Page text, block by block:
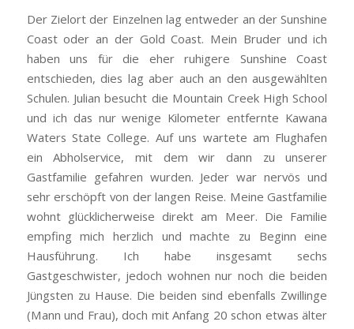
Der Zielort der Einzelnen lag entweder an der Sunshine
Coast oder an der Gold Coast. Mein Bruder und ich
haben uns für die eher ruhigere Sunshine Coast
entschieden, dies lag aber auch an den ausgewählten
Schulen. Julian besucht die Mountain Creek High School
und ich das nur wenige Kilometer entfernte Kawana
Waters State College. Auf uns wartete am Flughafen
ein Abholservice, mit dem wir dann zu unserer
Gastfamilie gefahren wurden. Jeder war nervös und
sehr erschöpft von der langen Reise. Meine Gastfamilie
wohnt glücklicherweise direkt am Meer. Die Familie
empfing mich herzlich und machte zu Beginn eine
Hausführung. Ich habe insgesamt sechs
Gastgeschwister, jedoch wohnen nur noch die beiden
Jüngsten zu Hause. Die beiden sind ebenfalls Zwillinge
(Mann und Frau), doch mit Anfang 20 schon etwas älter